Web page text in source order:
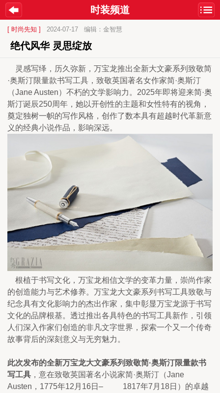
时装频道
[ 时尚先知 ] 2024-07-17 编辑：金智慧
绝代风华 灵思绽放
灵感写绎，历久弥新，万宝龙推出全新大文豪系列致敬简
·奥斯汀限量款书写工具，致敬英国著名女作家简·奥斯汀
（Jane Austen）不朽的文学影响力。2025年即将迎来简·奥
斯汀诞辰250周年，她以开创性的主题和女性特有的视角，
奠定独树一帜的写作风格，创作了数本具有超越时代革新意
义的经典小说作品，影响深远。
根植于书写文化，万宝龙相信文学的变革力量，崇尚作家
的创造能力与艺术修养。万宝龙大文豪系列书写工具致敬与
纪念具有文化影响力的杰出作家，集中彰显万宝龙源于书写
文化的品牌根基。透过推出各具特色的书写工具新作，引领
人们深入作家们创造的非凡文字世界，探索一个又一个传奇
故事背后的深刻意义与无穷魅力。
此次发布的全新万宝龙大文豪系列致敬简·奥斯汀限量款书
写工具 ，意在致敬英国著名小说家简·奥斯汀（Jane
Austen，1775年12月16日–          1817年7月18日）的卓越